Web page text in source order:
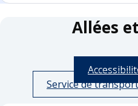
Allées
Service de